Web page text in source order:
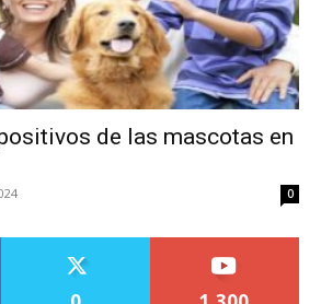
de las mascotas en
0